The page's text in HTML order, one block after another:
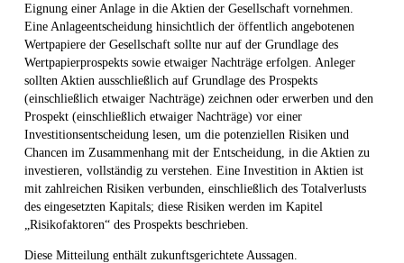
Eignung einer Anlage in die Aktien der Gesellschaft vornehmen.
Eine Anlageentscheidung hinsichtlich der öffentlich angebotenen
Wertpapiere der Gesellschaft sollte nur auf der Grundlage des
Wertpapierprospekts sowie etwaiger Nachträge erfolgen. Anleger
sollten Aktien ausschließlich auf Grundlage des Prospekts
(einschließlich etwaiger Nachträge) zeichnen oder erwerben und den
Prospekt (einschließlich etwaiger Nachträge) vor einer
Investitionsentscheidung lesen, um die potenziellen Risiken und
Chancen im Zusammenhang mit der Entscheidung, in die Aktien zu
investieren, vollständig zu verstehen. Eine Investition in Aktien ist
mit zahlreichen Risiken verbunden, einschließlich des Totalverlusts
des eingesetzten Kapitals; diese Risiken werden im Kapitel
„Risikofaktoren“ des Prospekts beschrieben.
Diese Mitteilung enthält zukunftsgerichtete Aussagen.